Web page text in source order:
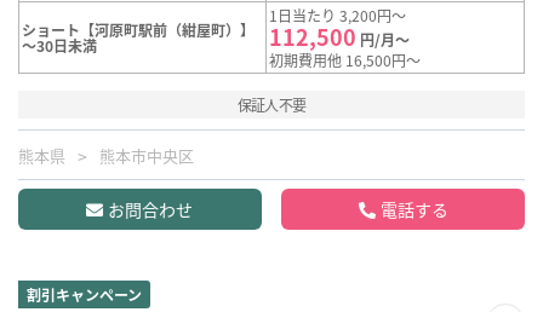
ショート【河原町駅前（紺屋町）】
～30日未満
1日当たり 3,200円～
112,500 円/月～
初期費用他 16,500円～
保証人不要
熊本県 熊本市中央区
お問合わせ 電話する
割引キャンペーン